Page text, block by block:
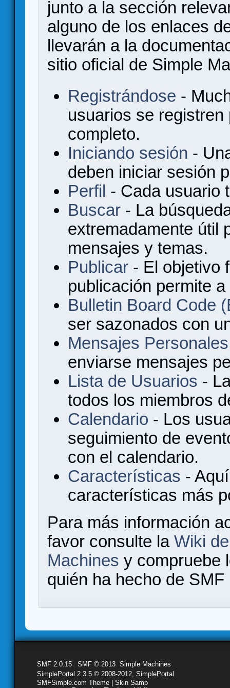
junto a la sección
alguno de los enlaces
llevarán a la
sitio oficial de Simple
Registrándose -
usuarios se
completo.
Iniciando sesión -
deben iniciar sesión
Perfil - Cada usuario
Buscar - La
extremadamente útil
mensajes y temas.
Publicar - El objetivo
publicación permite
Bulletin Board Code
ser sazonados con
Mensajes Personales
enviarse mensajes
Lista de Usuarios -
todos los miembros
Calendario - Los
seguimiento de
con el calendario.
Características -
características más
Para más información
favor consulte la Wiki
Machines y compruebe
quién ha hecho de
SMF 2.0.15 SMF © 2013 Simple Machines
SimplePortal 2.3.5 © 2008-2012, SimplePortal
SMFSimple.com Theme | Skin Samp